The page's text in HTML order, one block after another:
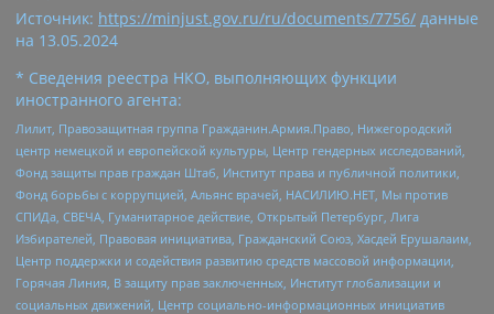
Источник: https://minjust.gov.ru/ru/documents/7756/ данные
на 13.05.2024
* Сведения реестра НКО, выполняющих функции
иностранного агента:
Лилит, Правозащитная группа Гражданин.Армия.Право, Нижегородский
центр немецкой и европейской культуры, Центр гендерных исследований,
Фонд защиты прав граждан Штаб, Институт права и публичной политики,
Фонд борьбы с коррупцией, Альянс врачей, НАСИЛИЮ.НЕТ, Мы против
СПИДа, СВЕЧА, Гуманитарное действие, Открытый Петербург, Лига
Избирателей, Правовая инициатива, Гражданский Союз, Хасдей Ерушалаим,
Центр поддержки и содействия развитию средств массовой информации,
Горячая Линия, В защиту прав заключенных, Институт глобализации и
социальных движений, Центр социально-информационных инициатив